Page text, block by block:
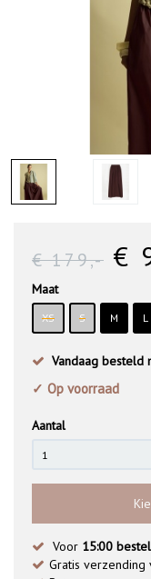
€ 179,- €
Maat
XS S M L
Vandaag besteld
✓ Op voorraad
Aantal
Voor 15:00
Gratis verzending